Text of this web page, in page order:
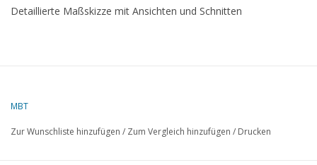
Detaillierte Maßskizze mit Ansichten und Schnitten
MBT
Zur Wunschliste hinzufügen / Zum Vergleich hinzufügen / Drucken